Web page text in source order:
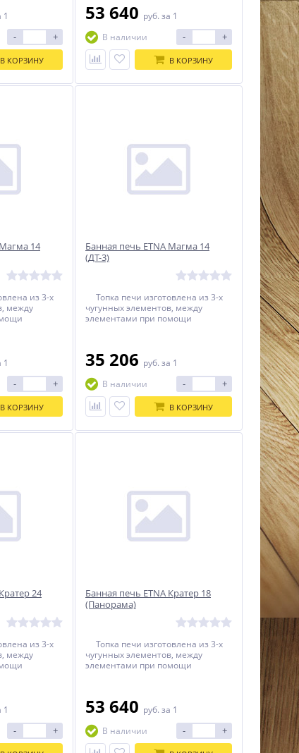
болтового
этого
1
- +
В КОРЗИНУ
собирается при помощи болтового
соединения. В результате этого
печь имеет 100% гарантию
безопасности при эксплуатации.
53 640 руб. за 1
В наличии
- +
В КОРЗИНУ
14
из 3-х
между
болтового
этого
1
- +
В КОРЗИНУ
Банная печь ETNA Магма 14
(ДТ-3)
Топка печи изготовлена из 3-х
чугунных элементов, между
элементами при помощи
собирается при помощи болтового
соединения. В результате этого
печь имеет 100% гарантию
безопасности при эксплуатации.
35 206 руб. за 1
В наличии
- +
В КОРЗИНУ
24
из 3-х
между
болтового
этого
1
- +
Банная печь ETNA Кратер 18
(Панорама)
Топка печи изготовлена из 3-х
чугунных элементов, между
элементами при помощи
собирается при помощи болтового
соединения. В результате этого
печь имеет 100% гарантию
безопасности при эксплуатации.
На данной печи могут быть
53 640 руб. за 1
В наличии
- +